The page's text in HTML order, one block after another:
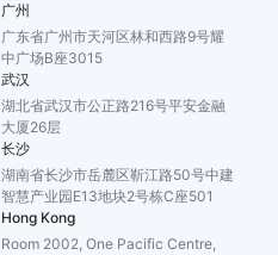
广州
广东省广州市天河区林和西路9号耀
中广场B座3015
武汉
湖北省武汉市公正路216号平安金融
大厦26层
长沙
湖南省长沙市岳麓区靳江路50号中建
智慧产业园E13地块2号栋C座501
Hong Kong
Room 2002, One Pacific Centre,